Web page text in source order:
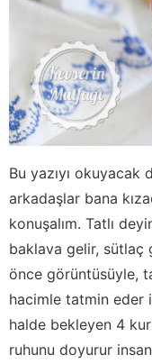
Bu yazıyı okuyacak
arkadaşlar bana
konuşalım. Tatlı
baklava gelir, sütlaç
önce görüntüsüyle,
hacimle tatmin eder
halde bekleyen 4
ruhunu doyurur